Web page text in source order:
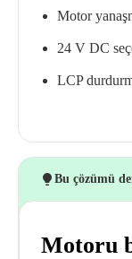
Motor
24 V DC
LCP
Bu çözümü
Motoru